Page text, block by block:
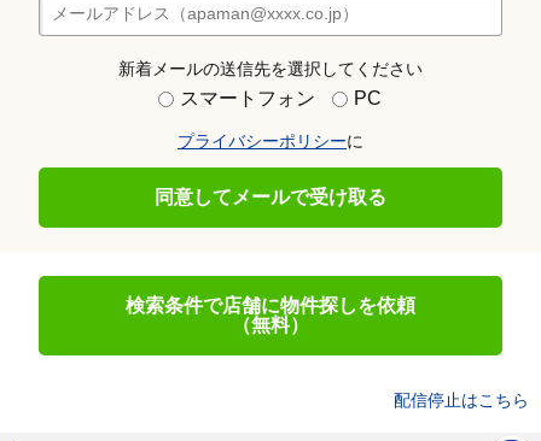
新着メールの送信先を選択してください
スマートフォン PC
プライバシーポリシーに
同意してメールで受け取る
検索条件で店舗に物件探しを依頼
（無料）
配信停止はこちら